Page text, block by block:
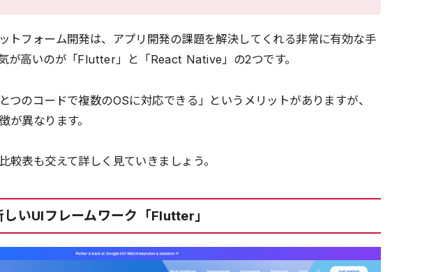
トフォーム開発は、アプリ開発の課題を解決してくれる非常に有効な手
が高いのが「Flutter」と「React Native」の2つです。
つのコードで複数のOSに対応できる」というメリットがありますが、
が異なります。
較表も交えて詳しく見ていきましょう。
いUIフレームワーク「Flutter」